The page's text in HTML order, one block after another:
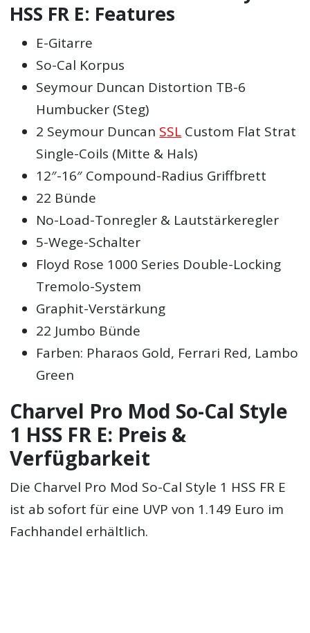
HSS FR E: Features
E-Gitarre
So-Cal Korpus
Seymour Duncan Distortion TB-6
Humbucker (Steg)
2 Seymour Duncan SSL Custom Flat Strat
Single-Coils (Mitte & Hals)
12″-16″ Compound-Radius Griffbrett
22 Bünde
No-Load-Tonregler & Lautstärkeregler
5-Wege-Schalter
Floyd Rose 1000 Series Double-Locking
Tremolo-System
Graphit-Verstärkung
22 Jumbo Bünde
Farben: Pharaos Gold, Ferrari Red, Lambo
Green
Charvel Pro Mod So-Cal Style
1 HSS FR E: Preis &
Verfügbarkeit
Die Charvel Pro Mod So-Cal Style 1 HSS FR E
ist ab sofort für eine UVP von 1.149 Euro im
Fachhandel erhältlich.